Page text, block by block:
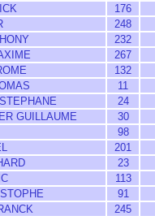
176
248
232
267
132
11
24
GUILLAUME 30
98
201
23
113
91
245